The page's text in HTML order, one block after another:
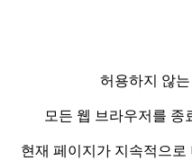
허용하지 않
모든 웹 브라우저를
현재 페이지가 지속적으